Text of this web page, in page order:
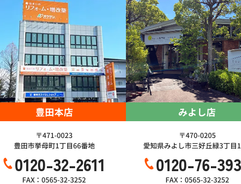
豊田本店
〒471-0023
豊田市挙母町1丁目66番地
0120-32-2611
FAX：0565-32-3252
みよし店
〒470-0205
愛知県みよし市三好丘緑3丁目
0120-76-
FAX：0565-32-3252